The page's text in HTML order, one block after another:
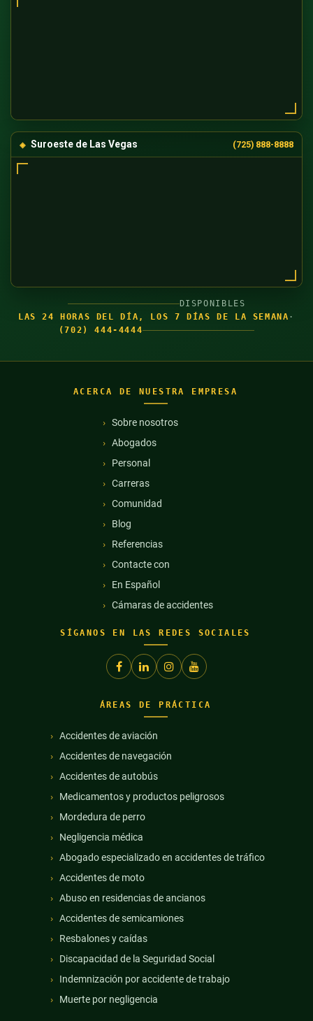
Suroeste de Las Vegas (725) 888-8888
DISPONIBLES
LAS 24 HORAS DEL DÍA, LOS 7 DÍAS DE LA SEMANA ·
(702) 444-4444
ACERCA DE NUESTRA EMPRESA
Sobre nosotros
Abogados
Personal
Carreras
Comunidad
Blog
Referencias
Contacte con
En Español
Cámaras de accidentes
SÍGANOS EN LAS REDES SOCIALES
ÁREAS DE PRÁCTICA
Accidentes de aviación
Accidentes de navegación
Accidentes de autobús
Medicamentos y productos peligrosos
Mordedura de perro
Negligencia médica
Abogado especializado en accidentes de tráfico
Accidentes de moto
Abuso en residencias de ancianos
Accidentes de semicamiones
Resbalones y caídas
Discapacidad de la Seguridad Social
Indemnización por accidente de trabajo
Muerte por negligencia